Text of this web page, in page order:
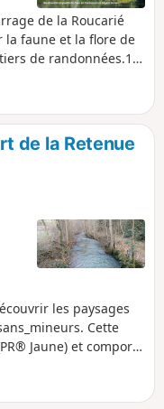
de la Roucarié
la faune et la flore de
de randonnées.10
disponible à l'office
une carte intéractive
(gratuit).
de la Retenue
les paysages
Cette
Jaune) et comporte
communaux.
la biodiversité